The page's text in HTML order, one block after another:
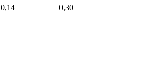
0,14 0,30